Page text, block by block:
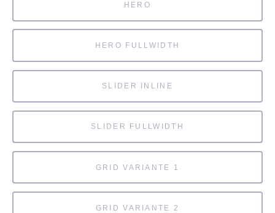
HERO
HERO FULLWIDTH
SLIDER INLINE
SLIDER FULLWIDTH
GRID VARIANTE 1
GRID VARIANTE 2